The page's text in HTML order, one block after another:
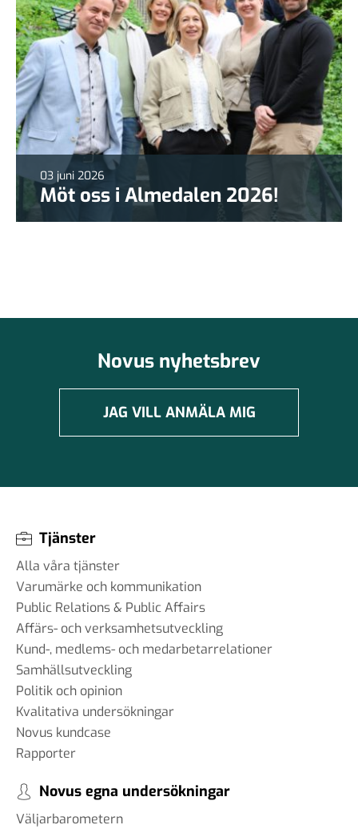
03 juni 2026
Möt oss i Almedalen 2026!
Novus nyhetsbrev
JAG VILL ANMÄLA MIG
Tjänster
Alla våra tjänster
Varumärke och kommunikation
Public Relations & Public Affairs
Affärs- och verksamhetsutveckling
Kund-, medlems- och medarbetarrelationer
Samhällsutveckling
Politik och opinion
Kvalitativa undersökningar
Novus kundcase
Rapporter
Novus egna undersökningar
Väljarbarometern